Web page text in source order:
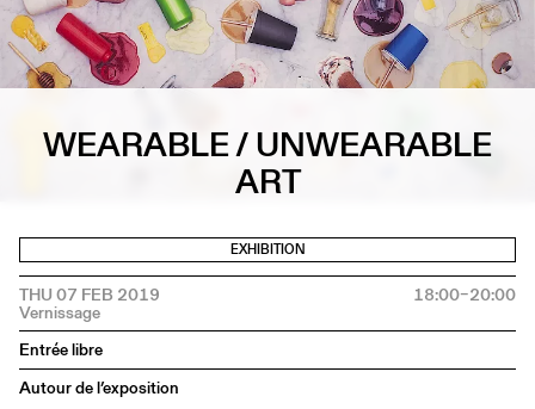
About
FR/ EN
WEARABLE / UNWEARABLE
ART
EXHIBITION
THU 07 FEB 2019 18:00–20:00
Entrée libre
Autour de l’exposition